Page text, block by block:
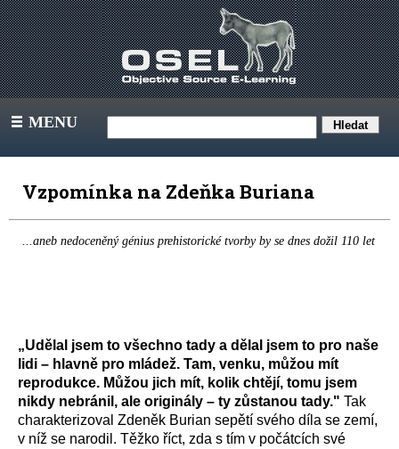
III MENU
Vzpomínka na Zdeňka Buriana
...aneb nedoceněný génius prehistorické tvorby by se dnes dožil 110 let
„Udělal jsem to všechno tady a dělal jsem to pro naše
lidi – hlavně pro mládež. Tam, venku, můžou mít
reprodukce. Můžou jich mít, kolik chtějí, tomu jsem
nikdy nebránil, ale originály – ty zůstanou tady." Tak
charakterizoval Zdeněk Burian sepětí svého díla se zemí,
v níž se narodil. Těžko říct, zda s tím v počátcích své